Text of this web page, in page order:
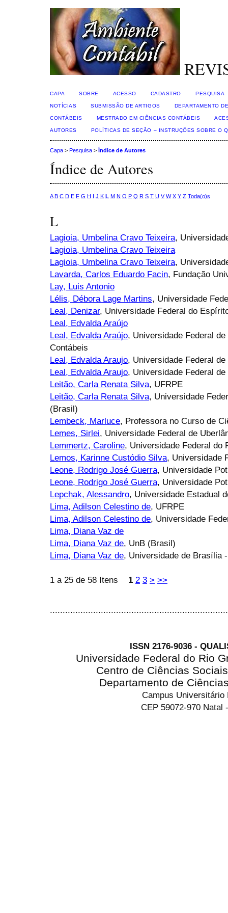
CAPA SOBRE ACESSO CADASTRO PESQUISA
NOTÍCIAS SUBMISSÃO DE ARTIGOS DEPARTAMENTO
CONTÁBEIS MESTRADO EM CIÊNCIAS CONTÁBEIS
AUTORES POLÍTICAS DE SEÇÃO – INSTRUÇÕES SOBRE O
Capa > Pesquisa > Índice de Autores
Índice de Autores
A B C D E F G H I J K L M N O P Q R S T U V W X Y Z Toda(o)s
L
Lagioia, Umbelina Cravo Teixeira,
Lagioia, Umbelina Cravo Teixeira
Lagioia, Umbelina Cravo Teixeira,
Lavarda, Carlos Eduardo Facin, Fundação
Lay, Luis Antonio
Lélis, Débora Lage Martins, Universidade
Leal, Denizar, Universidade Federal do
Leal, Edvalda Araújo
Leal, Edvalda Araújo, Universidade Federal
Contábeis
Leal, Edvalda Araujo, Universidade Federal de
Leal, Edvalda Araujo, Universidade Federal
Leitão, Carla Renata Silva, UFRPE
Leitão, Carla Renata Silva, Universidade
(Brasil)
Lembeck, Marluce, Professora no Curso de
Lemes, Sirlei, Universidade Federal de
Lemmertz, Caroline, Universidade Federal do
Lemos, Karinne Custódio Silva, Universidade
Leone, Rodrigo José Guerra, Universidade
Leone, Rodrigo José Guerra, Universidade
Lepchak, Alessandro, Universidade Estadual
Lima, Adilson Celestino de, UFRPE
Lima, Adilson Celestino de, Universidade
Lima, Diana Vaz de
Lima, Diana Vaz de, UnB (Brasil)
Lima, Diana Vaz de, Universidade de Brasília
1 a 25 de 58 Itens 1 2 3 > >>
ISSN 2176-9036 -
Universidade Federal do Rio
Centro de Ciências
Departamento de
Campus Universitário
CEP 59072-970 Natal